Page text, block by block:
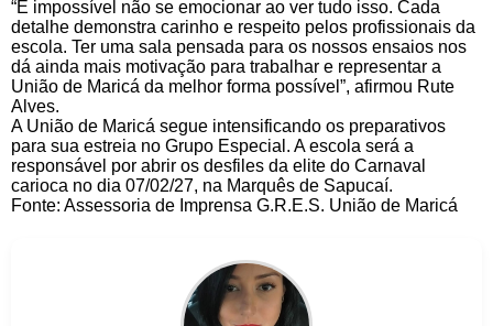
“É impossível não se emocionar ao ver tudo isso. Cada
detalhe demonstra carinho e respeito pelos profissionais da
escola. Ter uma sala pensada para os nossos ensaios nos
dá ainda mais motivação para trabalhar e representar a
União de Maricá da melhor forma possível”, afirmou Rute
Alves.
A União de Maricá segue intensificando os preparativos
para sua estreia no Grupo Especial. A escola será a
responsável por abrir os desfiles da elite do Carnaval
carioca no dia 07/02/27, na Marquês de Sapucaí.
Fonte: Assessoria de Imprensa G.R.E.S. União de Maricá